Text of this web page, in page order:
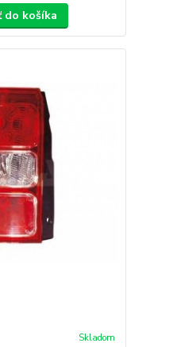
do košíka
Skladom